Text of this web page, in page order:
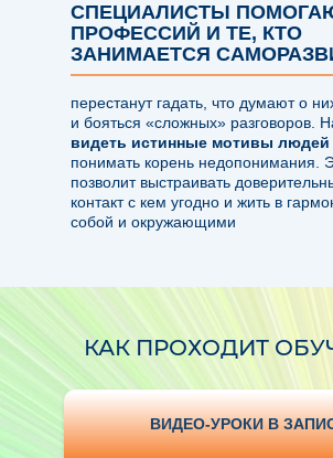
СПЕЦИАЛИСТЫ
ПРОФЕССИЙ И ТЕ, КТО
ЗАНИМАЕТСЯ
перестанут гадать, что думают о
и бояться «сложных» разговоров.
видеть истинные мотивы людей
понимать корень недопонимания.
позволит выстраивать
контакт с кем угодно и жить в
собой и окружающими
КАК ПРОХОДИТ
ВИДЕО-УРОКИ В